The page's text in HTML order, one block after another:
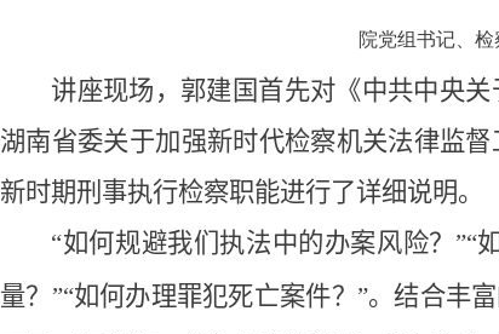
院党组书记、
讲座现场，郭建国首先对《中共中央
湖南省委关于加强新时代检察机关法律监督
新时期刑事执行检察职能进行了详细说明。
“如何规避我们执法中的办案风险？”“
量？”“如何办理罪犯死亡案件？”。结合丰